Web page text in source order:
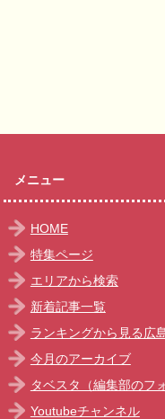
メニュー
HOME
特集ページ
エリアから検索
新着記事一覧
ランキングから見る広
今月のアーカイブ
タベスタ（編集部のフ
Youtubeチャンネル